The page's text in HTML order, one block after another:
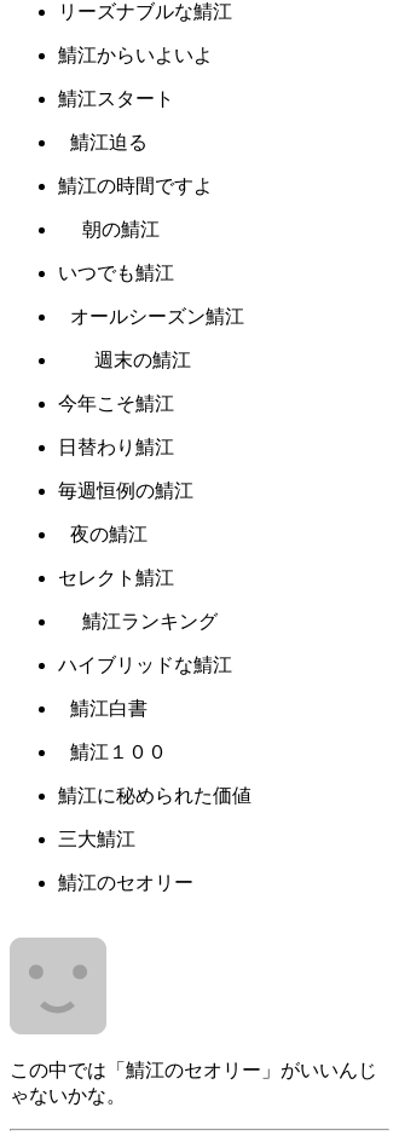
リーズナブルな鯖江
鯖江からいよいよ
鯖江スタート
鯖江迫る
鯖江の時間ですよ
朝の鯖江
いつでも鯖江
オールシーズン鯖江
週末の鯖江
今年こそ鯖江
日替わり鯖江
毎週恒例の鯖江
夜の鯖江
セレクト鯖江
鯖江ランキング
ハイブリッドな鯖江
鯖江白書
鯖江１００
鯖江に秘められた価値
三大鯖江
鯖江のセオリー
この中では「鯖江のセオリー」がいいんじ
ゃないかな。